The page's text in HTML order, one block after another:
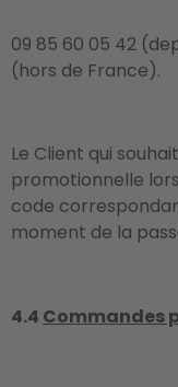
09 85 60 05 42
(hors de France).
Le Client qui
promotionnelle
code
moment de la
4.4 Commandes